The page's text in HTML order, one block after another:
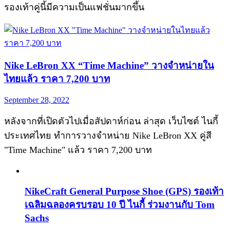
รองเท้าคู่นี้มีความเป็นแฟชั่นมากขึ้น
Nike LeBron XX “Time Machine” วางจำหน่ายใน
ไทยแล้ว ราคา 7,200 บาท
September 28, 2022
หลังจากที่เปิดตัวไปเมื่อสัปดาห์ก่อน ล่าสุด เว็บไซต์ ไนกี้
ประเทศไทย ทำการวางจำหน่าย Nike LeBron XX คู่สี
"Time Machine" แล้ว ราคา 7,200 บาท
NikeCraft General Purpose Shoe (GPS) รองเท้า
เฉลิมฉลองครบรอบ 10 ปี ไนกี้ ร่วมงานกับ Tom
Sachs